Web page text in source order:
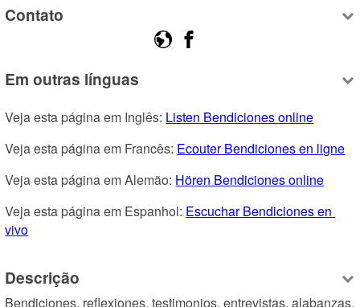
Contato
Em outras línguas
Veja esta página em Inglês: Listen Bendiciones online
Veja esta página em Francês: Ecouter Bendiciones en ligne
Veja esta página em Alemão: Hören Bendiciones online
Veja esta página em Espanhol: Escuchar Bendiciones en
vivo
Descrição
Bendiciones, reflexiones, testimonios, entrevistas, alabanzas,